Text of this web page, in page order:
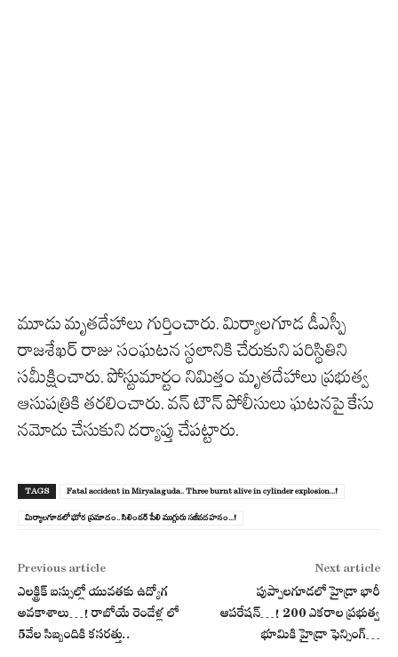
మూడు మృతదేహాలు గుర్తించారు. మిర్యాలగూడ డీఎస్పీ
రాజశేఖర్ రాజు సంఘటన స్థలానికి చేరుకుని పరిస్థితిని
సమీక్షించారు. పోస్టుమార్టం నిమిత్తం మృతదేహాలు ప్రభుత్వ
ఆసుపత్రికి తరలించారు. వన్ టౌన్ పోలీసులు ఘటనపై కేసు
నమోదు చేసుకుని దర్యాప్తు చేపట్టారు.
TAGS Fatal accident in Miryalaguda.. Three burnt alive in cylinder explosion...!
మిర్యాలగూడలో ఘోర ప్రమాదం.. సిలిండ‌ర్ పేలి ముగ్గురు స‌జీవద‌హ‌నం...!
Previous article
ఎలక్ట్రిక్ బస్సుల్లో యువ‌త‌కు ఉద్యోగ
అవకాశాలు…! రాబోయే రెండేళ్ల లో
5వేల సిబ్బందికి క‌స‌ర‌త్తు..
Next article
పుప్పాల‌గూడ‌లో హైడ్రా భారీ
ఆప‌రేష‌న్‌…! 200 ఎక‌రాల ప్ర‌భుత్వ
భూమికి హైడ్రా ఫెన్సింగ్‌…